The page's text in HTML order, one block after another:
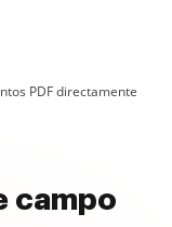
PDF directamente
campo